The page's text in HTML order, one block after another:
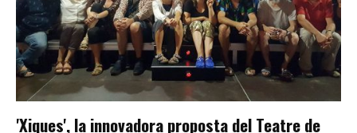
'Xiques', la innovadora proposta del Teatre de